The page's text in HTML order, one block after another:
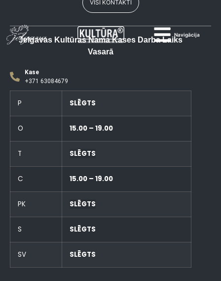
Navigācija
VISI KONTAKTI
Jelgavas Kultūras Nama Kases Darba Laiks
Vasarā
Kase
+371 63084679
P SLĒGTS
O 15.00 – 19.00
T SLĒGTS
C 15.00 – 19.00
PK SLĒGTS
S SLĒGTS
SV SLĒGTS